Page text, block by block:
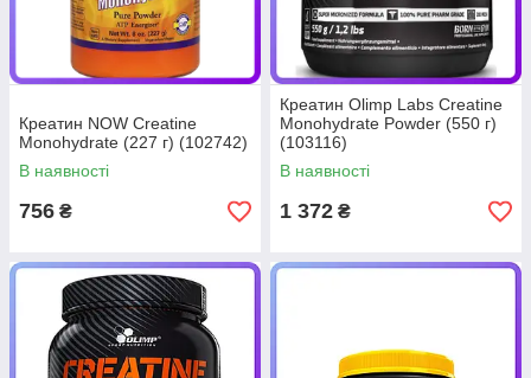
Креатин NOW Creatine
Monohydrate (227 г) (102742)
В наявності
756 ₴
Креатин Olimp Labs Creatine
Monohydrate Powder (550 г)
(103116)
В наявності
1 372 ₴